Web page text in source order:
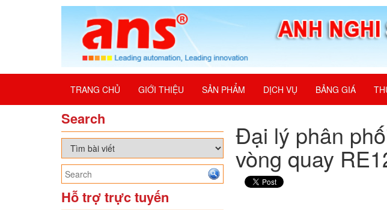
TRANG CHỦ GIỚI THIỆU SẢN PHẨM DỊCH VỤ BẢNG GIÁ
Search
Hỗ trợ trực tuyến
Đại lý phân
vòng quay